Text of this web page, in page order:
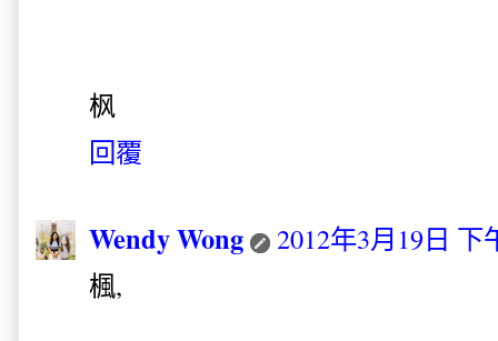
枫
回覆
Wendy Wong
2012年3月19日 下
楓,